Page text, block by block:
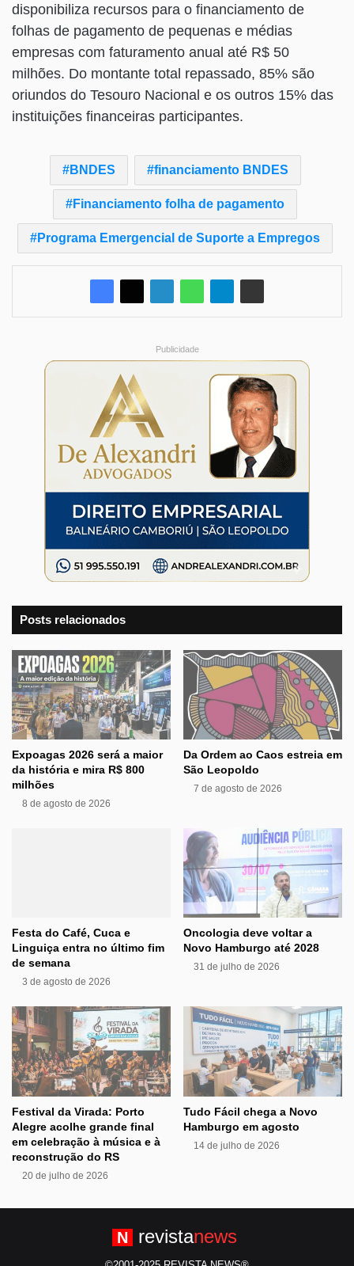
disponibiliza recursos para o financiamento de
folhas de pagamento de pequenas e médias
empresas com faturamento anual até R$ 50
milhões. Do montante total repassado, 85% são
oriundos do Tesouro Nacional e os outros 15% das
instituições financeiras participantes.
BNDES financiamento BNDES
Financiamento folha de pagamento
Programa Emergencial de Suporte a Empregos
Publicidade
Posts relacionados
Expoagas 2026 será a maior
da história e mira R$ 800
milhões
8 de agosto de 2026
Da Ordem ao Caos estreia em
São Leopoldo
7 de agosto de 2026
Festa do Café, Cuca e
Linguiça entra no último fim
de semana
3 de agosto de 2026
Oncologia deve voltar a
Novo Hamburgo até 2028
31 de julho de 2026
Festival da Virada: Porto
Alegre acolhe grande final
em celebração à música e à
reconstrução do RS
20 de julho de 2026
Tudo Fácil chega a Novo
Hamburgo em agosto
14 de julho de 2026
N revistanews